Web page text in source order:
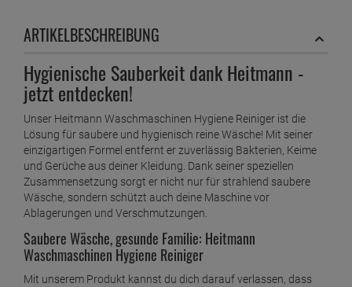
ARTIKELBESCHREIBUNG
Hygienische Sauberkeit dank Heitmann -
jetzt entdecken!
Unser Heitmann Waschmaschinen Hygiene Reiniger ist die
Lösung für saubere und hygienisch reine Wäsche! Mit seiner
einzigartigen Formel entfernt er zuverlässig Bakterien, Keime
und Gerüche aus deiner Kleidung. Dank seiner speziellen
Zusammensetzung sorgt er nicht nur für strahlend saubere
Wäsche, sondern schützt auch deine Maschine vor
Ablagerungen und Verschmutzungen.
Saubere Wäsche, gesunde Familie: Heitmann
Waschmaschinen Hygiene Reiniger
Mit unserem Produkt kannst du dich darauf verlassen, dass